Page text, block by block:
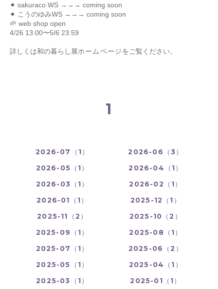
⚫︎ sakuraco WS →→→ coming soon
⚫︎ こうのゆみWS →→→ coming soon
🌱 web shop open
4/26 13:00〜5/6 23:59
詳しくは和の暮らし展ホームページをご覧ください。
1
2026-07（1）
2026-06（3）
2026-05（1）
2026-04（1）
2026-03（1）
2026-02（1）
2026-01（1）
2025-12（1）
2025-11（2）
2025-10（2）
2025-09（1）
2025-08（1）
2025-07（1）
2025-06（2）
2025-05（1）
2025-04（1）
2025-03（1）
2025-01（1）